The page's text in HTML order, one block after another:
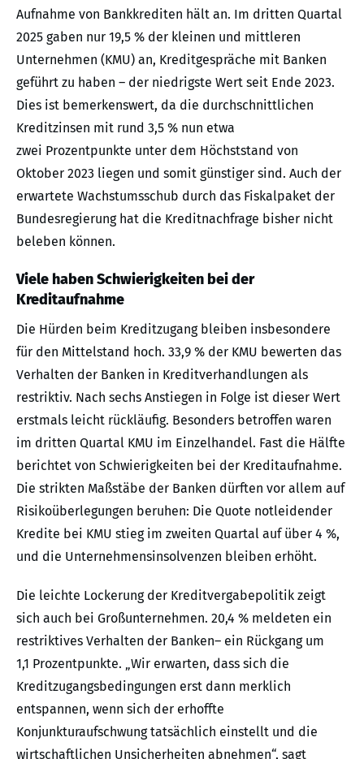
Aufnahme von Bankkrediten hält an. Im dritten Quartal
2025 gaben nur 19,5 % der kleinen und mittleren
Unternehmen (KMU) an, Kreditgespräche mit Banken
geführt zu haben – der niedrigste Wert seit Ende 2023.
Dies ist bemerkenswert, da die durchschnittlichen
Kreditzinsen mit rund 3,5 % nun etwa
zwei Prozentpunkte unter dem Höchststand von
Oktober 2023 liegen und somit günstiger sind. Auch der
erwartete Wachstumsschub durch das Fiskalpaket der
Bundesregierung hat die Kreditnachfrage bisher nicht
beleben können.
Viele haben Schwierigkeiten bei der
Kreditaufnahme
Die Hürden beim Kreditzugang bleiben insbesondere
für den Mittelstand hoch. 33,9 % der KMU bewerten das
Verhalten der Banken in Kreditverhandlungen als
restriktiv. Nach sechs Anstiegen in Folge ist dieser Wert
erstmals leicht rückläufig. Besonders betroffen waren
im dritten Quartal KMU im Einzelhandel. Fast die Hälfte
berichtet von Schwierigkeiten bei der Kreditaufnahme.
Die strikten Maßstäbe der Banken dürften vor allem auf
Risikoüberlegungen beruhen: Die Quote notleidender
Kredite bei KMU stieg im zweiten Quartal auf über 4 %,
und die Unternehmensinsolvenzen bleiben erhöht.
Die leichte Lockerung der Kreditvergabepolitik zeigt
sich auch bei Großunternehmen. 20,4 % meldeten ein
restriktives Verhalten der Banken– ein Rückgang um
1,1 Prozentpunkte. „Wir erwarten, dass sich die
Kreditzugangsbedingungen erst dann merklich
entspannen, wenn sich der erhoffte
Konjunkturaufschwung tatsächlich einstellt und die
wirtschaftlichen Unsicherheiten abnehmen“, sagt